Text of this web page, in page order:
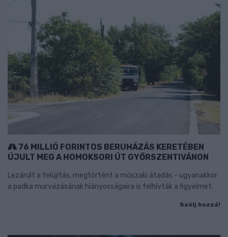
76 MILLIÓ FORINTOS BERUHÁZÁS KERETÉBEN
ÚJULT MEG A HOMOKSORI ÚT GYŐRSZENTIVÁNON
Lezárult a felújítás, megtörtént a műszaki átadás - ugyanakkor
a padka murvázásának hiányosságaira is felhívták a figyelmet.
Szólj hozzá!